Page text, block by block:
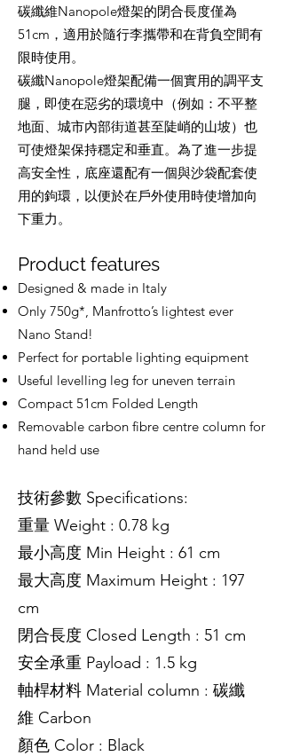
碳纖維Nanopole燈架的閉合長度僅為
51cm，適用於隨行李攜帶和在背負空間有
限時使用。
碳纖Nanopole燈架配備一個實用的調平支
腿，即使在惡劣的環境中（例如：不平整
地面、城市內部街道甚至陡峭的山坡）也
可使燈架保持穩定和垂直。為了進一步提
高安全性，底座還配有一個與沙袋配套使
用的鉤環，以便於在戶外使用時使增加向
下重力。
Product features
Designed & made in Italy
Only 750g*, Manfrotto’s lightest ever
Nano Stand!
Perfect for portable lighting equipment
Useful levelling leg for uneven terrain
Compact 51cm Folded Length
Removable carbon fibre centre column for
hand held use
技術參數 Specifications:
重量 Weight : 0.78 kg
最小高度 Min Height : 61 cm
最大高度 Maximum Height : 197
cm
閉合長度 Closed Length : 51 cm
安全承重 Payload : 1.5 kg
軸桿材料 Material column : 碳纖
維 Carbon
顏色 Color : Black